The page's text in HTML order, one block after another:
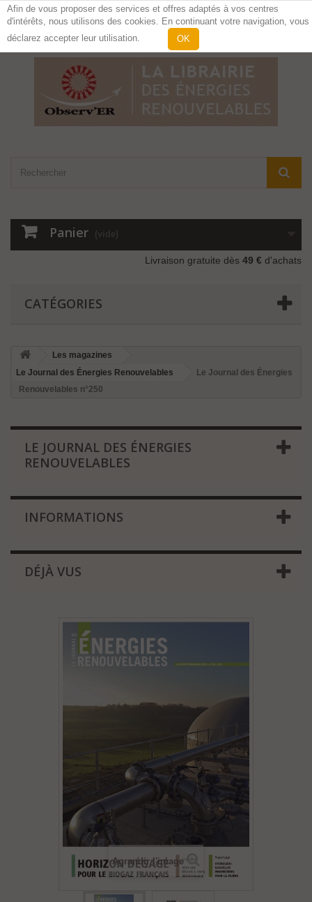
Contactez-nous
Panier (vide)
Livraison gratuite dès 49 € d'achats
CATÉGORIES
Les magazines
Le Journal des Énergies Renouvelables
Le Journal des Énergies
Renouvelables n°250
LE JOURNAL DES ÉNERGIES
RENOUVELABLES
INFORMATIONS
DÉJÀ VUS
Agrandir l'image
Afin de vous proposer des services et offres adaptés à vos centres
d'intérêts, nous utilisons des cookies. En continuant votre navigation, vous
déclarez accepter leur utilisation.
OK